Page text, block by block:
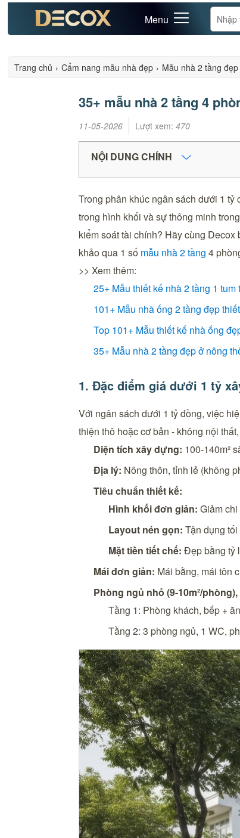
Menu
Trang chủ › Cẩm nang mẫu nhà đẹp › Mẫu nhà 2 tầng đẹp
35+ mẫu nhà 2 tầng 4
11-05-2026 Lượt xem: 470
NỘI DUNG CHÍNH
Trong phân khúc ngân sách dưới 1
trong hình khối và sự thông minh
kiểm soát tài chính? Hãy cùng
khảo qua 1 số mẫu nhà 2 tầng 4
>> Xem thêm:
25+ Mẫu thiết kế nhà 2 tầng 1
101+ Mẫu nhà ống 2 tầng đẹp
Top 101+ Mẫu thiết kế nhà ống
​35+ Mẫu nhà 2 tầng đẹp ở nông
1. Đặc điểm giá dưới 1 tỷ
Với ngân sách dưới 1 tỷ đồng, việc
thiện thô hoặc cơ bản - không nội
Diện tích xây dựng: 100-140m²
Địa lý: Nông thôn, tỉnh lẻ (không
Tiêu chuẩn thiết kế:
Hình khối đơn giản: Giảm
Layout nén gọn: Tận dụng
Mặt tiền tiết chế: Đẹp bằng tỷ
Mái đơn giản: Mái bằng, mái tôn
Phòng ngủ nhỏ (9-10m²/
Tầng 1: Phòng khách, bếp +
Tầng 2: 3 phòng ngủ, 1 WC,